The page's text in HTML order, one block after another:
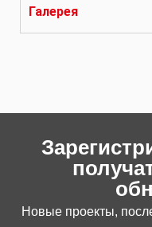
Галерея
Новые проекты,